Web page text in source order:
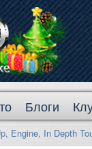
Блоги
Engine, In Depth